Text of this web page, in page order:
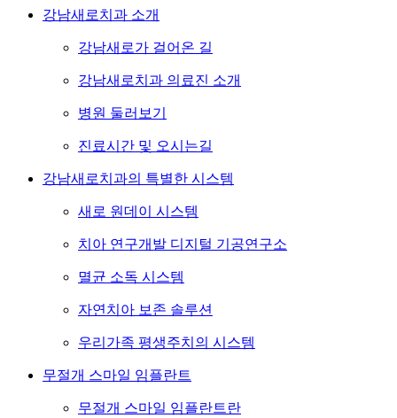
강남새로치과 소개
강남새로가 걸어온 길
강남새로치과 의료진 소개
병원 둘러보기
진료시간 및 오시는길
강남새로치과의 특별한 시스템
새로 원데이 시스템
치아 연구개발 디지털 기공연구소
멸균 소독 시스템
자연치아 보존 솔루션
우리가족 평생주치의 시스템
무절개 스마일 임플란트
무절개 스마일 임플란트란